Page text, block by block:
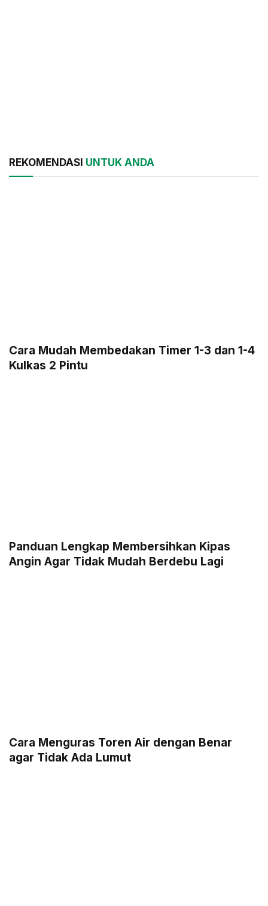
REKOMENDASI UNTUK ANDA
Cara Mudah Membedakan Timer 1-3 dan 1-4
Kulkas 2 Pintu
Panduan Lengkap Membersihkan Kipas
Angin Agar Tidak Mudah Berdebu Lagi
Cara Menguras Toren Air dengan Benar
agar Tidak Ada Lumut